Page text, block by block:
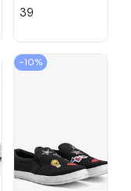
39
−10%